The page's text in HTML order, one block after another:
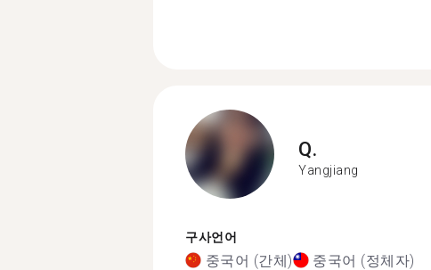
Q.
Yangjiang
구사언어
중국어 (간체) 중국어 (정체자)